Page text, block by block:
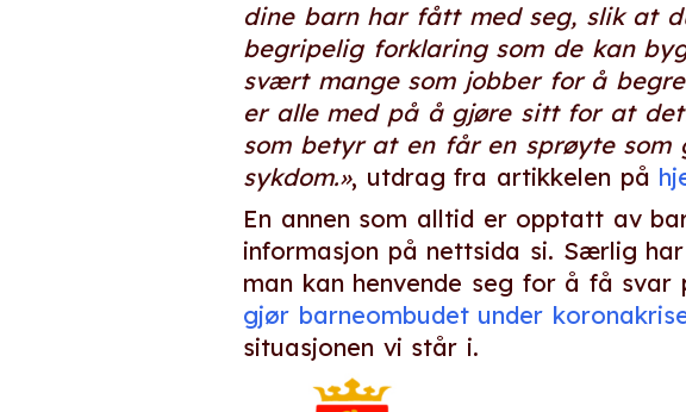
dine barn har fått med seg, slik at
begripelig forklaring som de kan
svært mange som jobber for å
er alle med på å gjøre sitt for at
som betyr at en får en sprøyte
sykdom.», utdrag fra artikkelen på
En annen som alltid er opptatt av
informasjon på nettsida si. Særlig
man kan henvende seg for å få svar
gjør barneombudet under
situasjonen vi står i.